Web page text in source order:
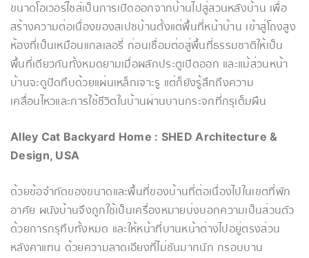
ขนาดโอเวอร์ไซส์เป็นการเปิดออกจากบ้านไปสู่สวนหลังบ้าน เพื่อ
สร้างความต่อเนื่องของสเปซบ้านตั้งแต่พื้นที่หน้าบ้าน เข้าสู่โถงสูง
ห้องที่เป็นเหมือนแกลเลอรี่ ก่อนเชื่อมต่อสู่พื้นที่ธรรมชาติให้เป็น
พื้นที่เดียวกันทั้งหมดยามเมื่อผลักประตูเปิดออก และแม้ส่วนหน้า
บ้านจะดูปิดทึบด้วยแผ่นเหล็กเจาะรู แต่ก็ยังรู้สึกถึงความ
เคลื่อนไหวและการใช้ชีวิตในบ้านผ่านบานกระจกที่กรุเต็มผืน
Alley Cat Backyard Home : SHED Architecture &
Design, USA
ด้วยข้อจำกัดของขนาดและพื้นที่ของบ้านที่ต่อเนื่องไปในเขตที่พัก
อาศัย ผนังบ้านจึงถูกใช้เป็นเครื่องหมายบ่งบอกความเป็นส่วนตัว
ด้วยการกรุทึบทั้งหมด และให้หน้าที่บานหน้าต่างไปอยู่ตรงส่วน
หลังคาแทน ด้วยความลาดเอียงที่ไม่ชันมากนัก กรอบบาน